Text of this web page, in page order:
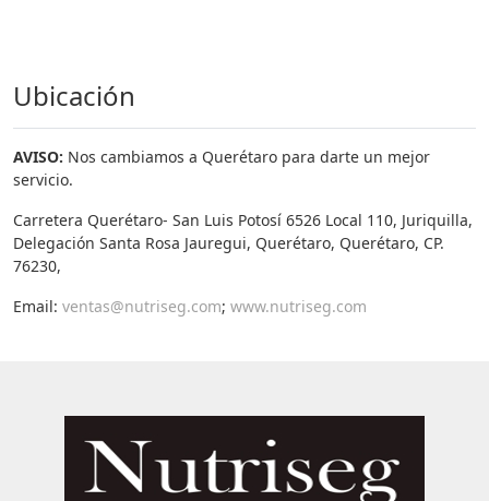
Ubicación
AVISO: Nos cambiamos a Querétaro para darte un mejor
servicio.
Carretera Querétaro- San Luis Potosí 6526 Local 110, Juriquilla,
Delegación Santa Rosa Jauregui, Querétaro, Querétaro, CP.
76230,
Email: ventas@nutriseg.com; www.nutriseg.com